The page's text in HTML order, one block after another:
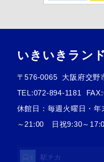
いきいきラン
〒576-0065
大阪府交野
TEL:072-894-1181
休館日：毎週火曜日・
～21:00 日祝9:30～
駅チカ